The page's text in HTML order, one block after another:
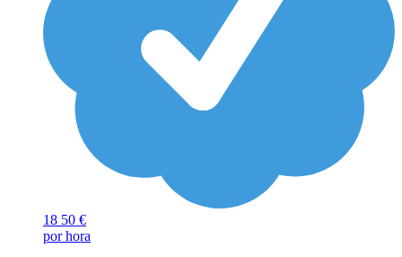
18 50 €
por hora